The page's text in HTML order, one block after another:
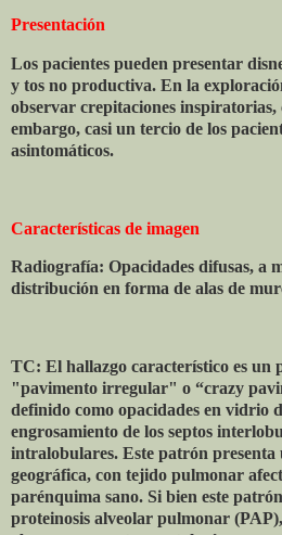
Presentación
Los pacientes pueden presentar
y tos no productiva. En la
observar crepitaciones inspiratorias,
embargo, casi un tercio de los
asintomáticos.
Características de imagen
Radiografía: Opacidades difusas, a
distribución en forma de alas de
TC: El hallazgo característico es un
"pavimento irregular" o “crazy
definido como opacidades en vidrio
engrosamiento de los septos
intralobulares. Este patrón
geográfica, con tejido pulmonar
parénquima sano. Si bien este
proteinosis alveolar pulmonar